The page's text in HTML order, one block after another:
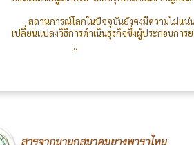
สถานการณ์โลกในปัจจุบันยังคงมีความไม่แ
เปลี่ยนแปลงวิธีการดำเนินธุรกิจซึ่งผู้ประกอบก
การจัดงานเลี้ยงประจำปี 2569 ได้รับความ